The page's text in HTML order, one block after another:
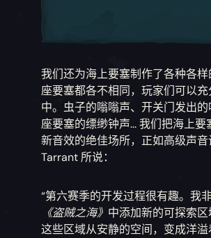
我们还为海上要塞制作了各种各
座要塞都各不相同，玩家们可以
中。虫子的嗡嗡声、开关门发出
座要塞的缥缈钟声... 我们把海上要
新音效的绝佳场所，正如高级声
Tarrant 所说：
“第六赛季的开发过程很有趣。我
《盗贼之海》 中添加新的可探索
这些区域从安静的空间，变成洋溢